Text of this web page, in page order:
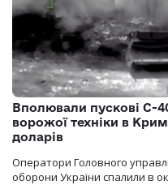
Вполювали пускові С-
ворожої техніки в
доларів
Оператори Головного
оборони України спалили в